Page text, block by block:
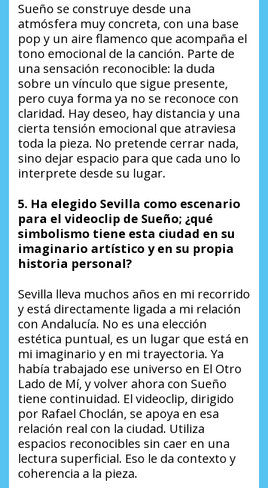
Sueño se construye desde una
atmósfera muy concreta, con una base
pop y un aire flamenco que acompaña el
tono emocional de la canción. Parte de
una sensación reconocible: la duda
sobre un vínculo que sigue presente,
pero cuya forma ya no se reconoce con
claridad. Hay deseo, hay distancia y una
cierta tensión emocional que atraviesa
toda la pieza. No pretende cerrar nada,
sino dejar espacio para que cada uno lo
interprete desde su lugar.
5. Ha elegido Sevilla como escenario
para el videoclip de Sueño; ¿qué
simbolismo tiene esta ciudad en su
imaginario artístico y en su propia
historia personal?
Sevilla lleva muchos años en mi recorrido
y está directamente ligada a mi relación
con Andalucía. No es una elección
estética puntual, es un lugar que está en
mi imaginario y en mi trayectoria. Ya
había trabajado ese universo en El Otro
Lado de Mí, y volver ahora con Sueño
tiene continuidad. El videoclip, dirigido
por Rafael Choclán, se apoya en esa
relación real con la ciudad. Utiliza
espacios reconocibles sin caer en una
lectura superficial. Eso le da contexto y
coherencia a la pieza.